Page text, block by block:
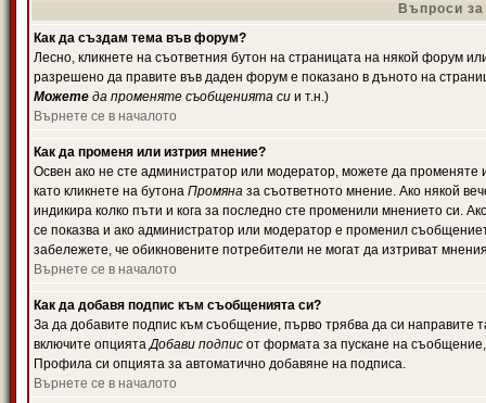
Въпроси
Как да създам тема във форум?
Лесно, кликнете на съответния бутон на страницата на някой форум
разрешено да правите във даден форум е показано в дъното на
Можете да променяте съобщенията си и т.н.)
Върнете се в началото
Как да променя или изтрия мнение?
Освен ако не сте администратор или модератор, можете да
като кликнете на бутона Промяна за съответното мнение. Ако някой
индикира колко пъти и кога за последно сте променили мнението си.
се показва и ако администратор или модератор е променил
забележете, че обикновените потребители не могат да изтриват
Върнете се в началото
Как да добавя подпис към съобщенията си?
За да добавите подпис към съобщение, първо трябва да си
включите опциятаДобави подпис от формата за пускане на
Профила си опцията за автоматично добавяне на подписа.
Върнете се в началото